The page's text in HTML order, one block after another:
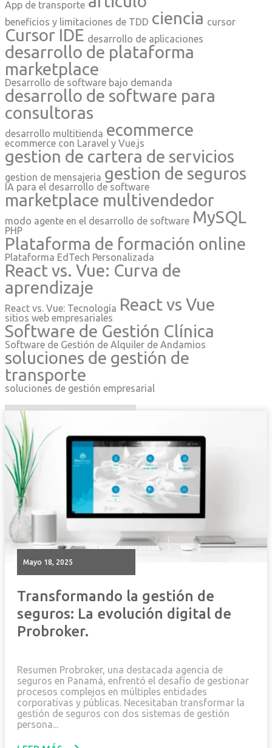
App de transporte
beneficios y limitaciones de TDD ciencia cursor
Cursor IDE desarrollo de aplicaciones
desarrollo de plataforma
marketplace
Desarrollo de software bajo demanda
desarrollo de software para
consultoras
desarrollo multitienda ecommerce
ecommerce con Laravel y Vue.js
gestion de cartera de servicios
gestion de mensajeria gestion de seguros
IA para el desarrollo de software
marketplace multivendedor
modo agente en el desarrollo de software MySQL
PHP
Plataforma de formación online
Plataforma EdTech Personalizada
React vs. Vue: Curva de
aprendizaje
React vs. Vue: Tecnología React vs Vue
sitios web empresariales
Software de Gestión Clínica
Software de Gestión de Alquiler de Andamios
soluciones de gestión de
transporte
soluciones de gestión empresarial
mayo 18, 2025
Transformando la gestión de
seguros: La evolución digital de
Probroker.
Resumen Probroker, una destacada agencia de
seguros en Panamá, enfrentó el desafío de gestionar
procesos complejos en múltiples entidades
corporativas y públicas. Necesitaban transformar la
gestión de seguros con dos sistemas de gestión
persona...